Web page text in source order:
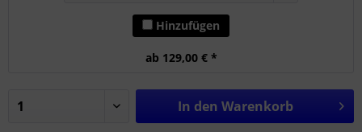
Hinzufügen
ab 129,00 € *
In den Warenkorb